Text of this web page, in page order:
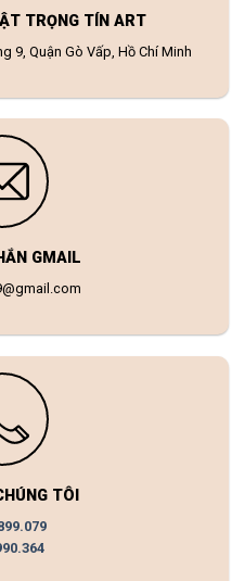
TRỌNG TÍN ART
9, Quận Gò Vấp, Hồ Chí Minh
GMAIL
TÔI